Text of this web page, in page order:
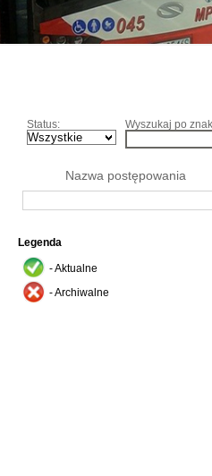
Status: Wyszukaj po
Nazwa postępowania
Legenda
- Aktualne
- Archiwalne